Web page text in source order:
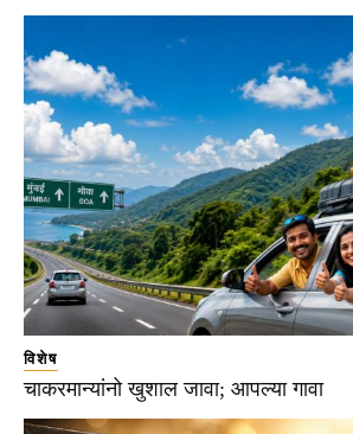
विशेष
चाकरमान्यांनो खुशाल जावा; आपल्या गावा